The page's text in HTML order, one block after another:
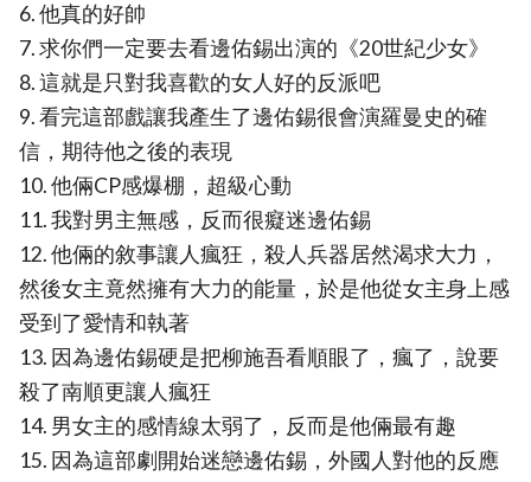
6. 他真的好帥
7. 求你們一定要去看邊佑錫出演的《20世紀少女》
8. 這就是只對我喜歡的女人好的反派吧
9. 看完這部戲讓我產生了邊佑錫很會演羅曼史的確
信，期待他之後的表現
10. 他倆CP感爆棚，超級心動
11. 我對男主無感，反而很癡迷邊佑錫
12. 他倆的敘事讓人瘋狂，殺人兵器居然渴求大力，
然後女主竟然擁有大力的能量，於是他從女主身上感
受到了愛情和執著
13. 因為邊佑錫硬是把柳施吾看順眼了，瘋了，說要
殺了南順更讓人瘋狂
14. 男女主的感情線太弱了，反而是他倆最有趣
15. 因為這部劇開始迷戀邊佑錫，外國人對他的反應